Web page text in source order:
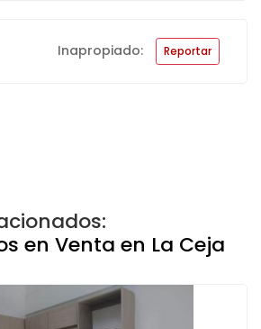
Inapropiado: Reportar
en Venta en La Ceja